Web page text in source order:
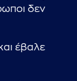
δεν
έβαλε